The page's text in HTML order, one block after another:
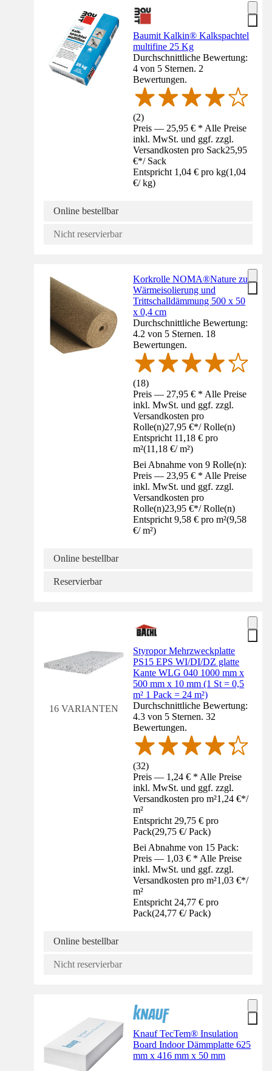
Baumit Kalkin® Kalkspachtel
multifine 25 Kg
Durchschnittliche Bewertung:
4 von 5 Sternen. 2
Bewertungen.
(2)
Preis — 25,95 € * Alle Preise
inkl. MwSt. und ggf. zzgl.
Versandkosten pro Sack25,95
€*/ Sack
Entspricht 1,04 € pro kg(1,04
€/ kg)
Online bestellbar
Nicht reservierbar
Korkrolle NOMA®Nature zur
Wärmeisolierung und
Trittschalldämmung 500 x 50
x 0,4 cm
Durchschnittliche Bewertung:
4.2 von 5 Sternen. 18
Bewertungen.
(18)
Preis — 27,95 € * Alle Preise
inkl. MwSt. und ggf. zzgl.
Versandkosten pro
Rolle(n)27,95 €*/ Rolle(n)
Entspricht 11,18 € pro
m²(11,18 €/ m²)
Bei Abnahme von 9 Rolle(n):
Preis — 23,95 € * Alle Preise
inkl. MwSt. und ggf. zzgl.
Versandkosten pro
Rolle(n)23,95 €*/ Rolle(n)
Entspricht 9,58 € pro m²(9,58
€/ m²)
Online bestellbar
Reservierbar
16 VARIANTEN
Styropor Mehrzweckplatte
PS15 EPS WI/DI/DZ glatte
Kante WLG 040 1000 mm x
500 mm x 10 mm (1 St = 0,5
m² 1 Pack = 24 m²)
Durchschnittliche Bewertung:
4.3 von 5 Sternen. 32
Bewertungen.
(32)
Preis — 1,24 € * Alle Preise
inkl. MwSt. und ggf. zzgl.
Versandkosten pro m²1,24 €*/
m²
Entspricht 29,75 € pro
Pack(29,75 €/ Pack)
Bei Abnahme von 15 Pack:
Preis — 1,03 € * Alle Preise
inkl. MwSt. und ggf. zzgl.
Versandkosten pro m²1,03 €*/
m²
Entspricht 24,77 € pro
Pack(24,77 €/ Pack)
Online bestellbar
Nicht reservierbar
Knauf TecTem® Insulation
Board Indoor Dämmplatte 625
mm x 416 mm x 50 mm